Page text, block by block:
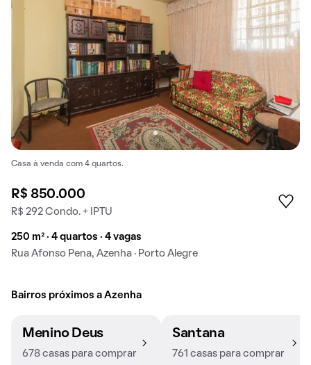
Casa à venda com 4 quartos.
R$ 850.000
R$ 292 Condo. + IPTU
250 m² · 4 quartos · 4 vagas
Rua Afonso Pena, Azenha · Porto Alegre
Bairros próximos a Azenha
Menino Deus
678 casas para comprar
Santana
761 casas para comprar